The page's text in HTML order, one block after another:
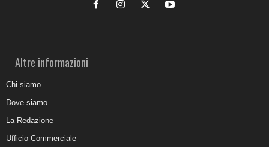
Altre informazioni
Chi siamo
Dove siamo
La Redazione
Ufficio Commerciale